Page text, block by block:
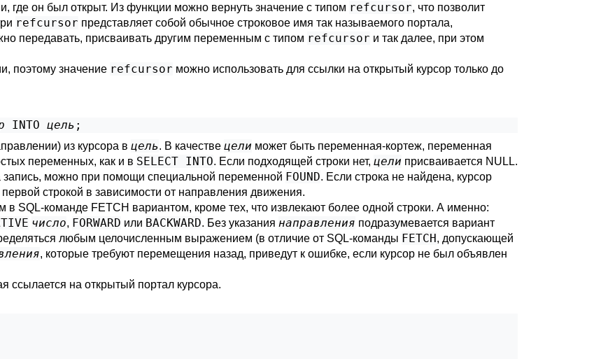
где он был открыт. Из функции можно вернуть значение с типом refcursor, что позволит
refcursor представляет собой обычное строковое имя так называемого портала,
передавать, присваивать другим переменным с типом refcursor и так далее, при этом
поэтому значение refcursor можно использовать для ссылки на открытый курсор только до
INTO цель ;
из курсора в цель. В качестве цели может быть переменная-кортеж, переменная
переменных, как и в SELECT INTO. Если подходящей строки нет, цели присваивается NULL.
запись, можно при помощи специальной переменной FOUND. Если строка не найдена, курсор
строкой в зависимости от направления движения.
в SQL-команде FETCH вариантом, кроме тех, что извлекают более одной строки. А именно:
число, FORWARD или BACKWARD. Без указания направления подразумевается вариант
любым целочисленным выражением (в отличие от SQL-команды FETCH, допускающей
, которые требуют перемещения назад, приведут к ошибке, если курсор не был объявлен
ссылается на открытый портал курсора.